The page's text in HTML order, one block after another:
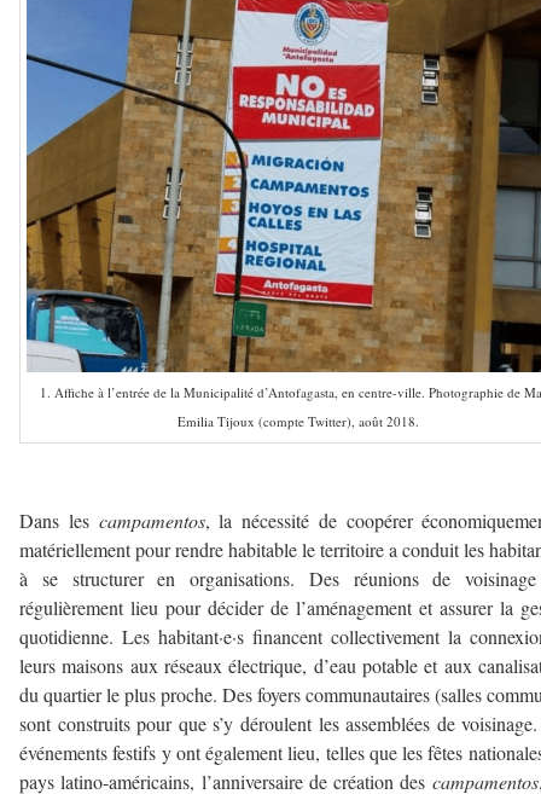
1. Affiche à l’entrée de la Municipalité d’Antofagasta, en centre-ville. Photographie de
Emilia Tijoux (compte Twitter), août 2018.
Dans les campamentos, la nécessité de coopérer
matériellement pour rendre habitable le territoire a conduit les
à se structurer en organisations. Des réunions de
régulièrement lieu pour décider de l’aménagement et assurer la
quotidienne. Les habitant·e·s financent collectivement la
leurs maisons aux réseaux électrique, d’eau potable et aux
du quartier le plus proche. Des foyers communautaires (salles
sont construits pour que s’y déroulent les assemblées de
événements festifs y ont également lieu, telles que les fêtes
pays latino-américains, l’anniversaire de création des campamentos